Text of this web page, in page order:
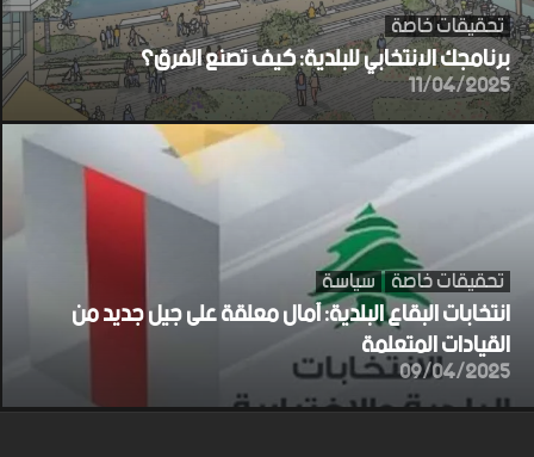
تحقيقات خاصة
برنامجك الانتخابي للبلدية: كيف تصنع الفرق؟
11/04/2025
تحقيقات خاصة سياسة
انتخابات البقاع البلدية: آمال معلقة على جيل جديد من
القيادات المتعلمة
09/04/2025